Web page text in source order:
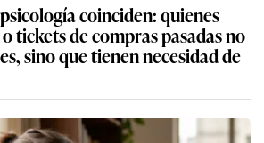
coinciden: quienes
tickets de compras pasadas no
sino que tienen necesidad de